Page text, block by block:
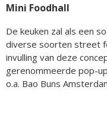
Mini Foodhall
De keuken zal als een
diverse soorten street
invulling van deze
gerenommeerde pop-
o.a. Bao Buns